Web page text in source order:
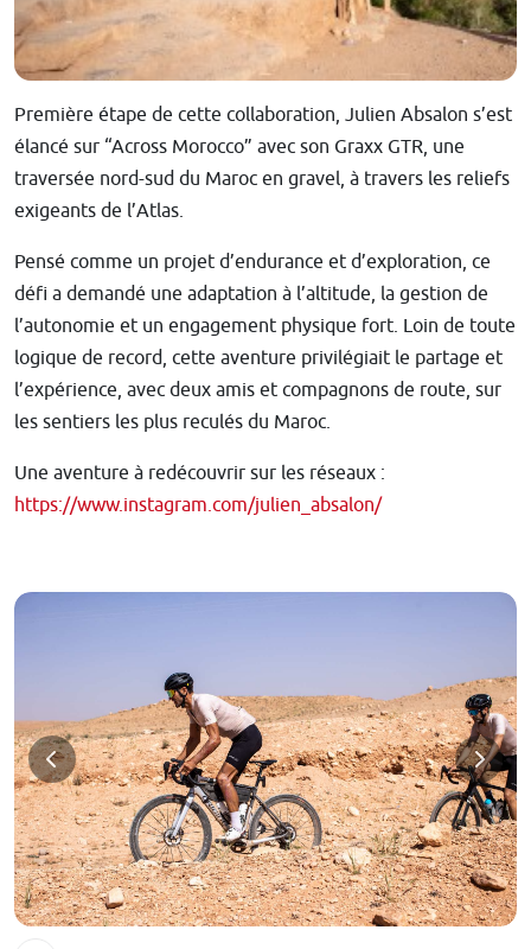
Première étape de cette collaboration, Julien Absalon s’est
élancé sur “Across Morocco” avec son Graxx GTR, une
traversée nord-sud du Maroc en gravel, à travers les reliefs
exigeants de l’Atlas.
Pensé comme un projet d’endurance et d’exploration, ce
défi a demandé une adaptation à l’altitude, la gestion de
l’autonomie et un engagement physique fort. Loin de toute
logique de record, cette aventure privilégiait le partage et
l’expérience, avec deux amis et compagnons de route, sur
les sentiers les plus reculés du Maroc.
Une aventure à redécouvrir sur les réseaux :
https://www.instagram.com/julien_absalon/